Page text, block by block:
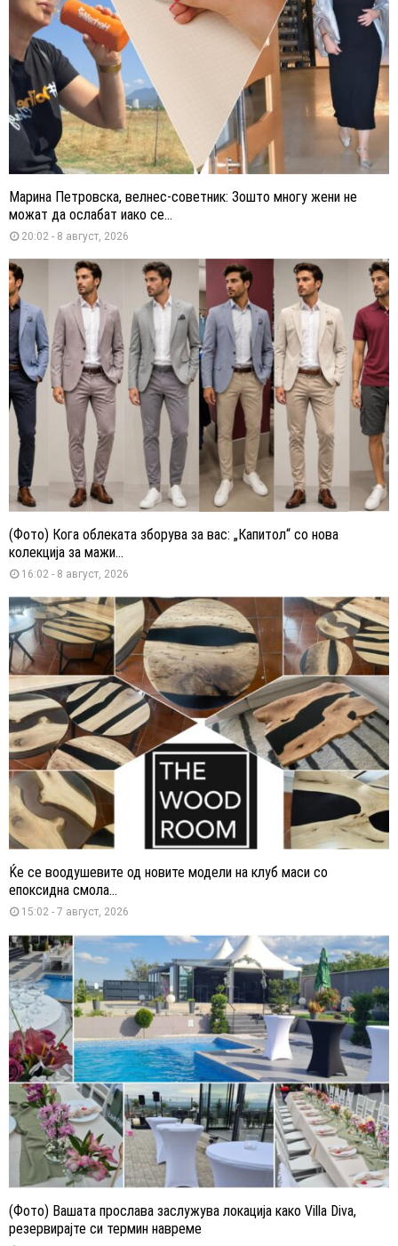
Марина Петровска, велнес-советник: Зошто многу жени не
можат да ослабат иако се...
20:02 - 8 август, 2026
(Фото) Кога облеката зборува за вас: „Капитол“ со нова
колекција за мажи...
16:02 - 8 август, 2026
Ќе се воодушевите од новите модели на клуб маси со
епоксидна смола...
15:02 - 7 август, 2026
(Фото) Вашата прослава заслужува локација како Villa Diva,
резервирајте си термин навреме